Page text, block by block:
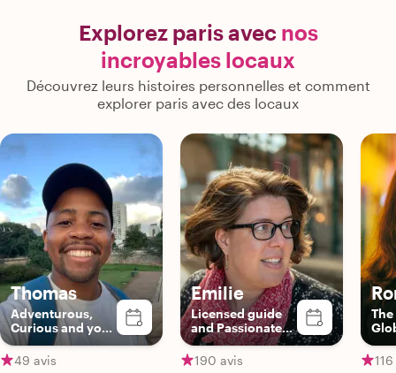
Explorez paris avec nos
incroyables locaux
Découvrez leurs histoires personnelles et comment
explorer paris avec des locaux
Thomas
Adventurous,
Curious and your
Gateway to Paris
49 avis
Emilie
Licensed guide
and Passionate
Parisian
190 avis
The